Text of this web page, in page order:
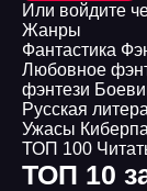
Или войдите
Жанры
Фантастика
Любовное
фэнтези
Русская
Ужасы
ТОП 100
ТОП 10